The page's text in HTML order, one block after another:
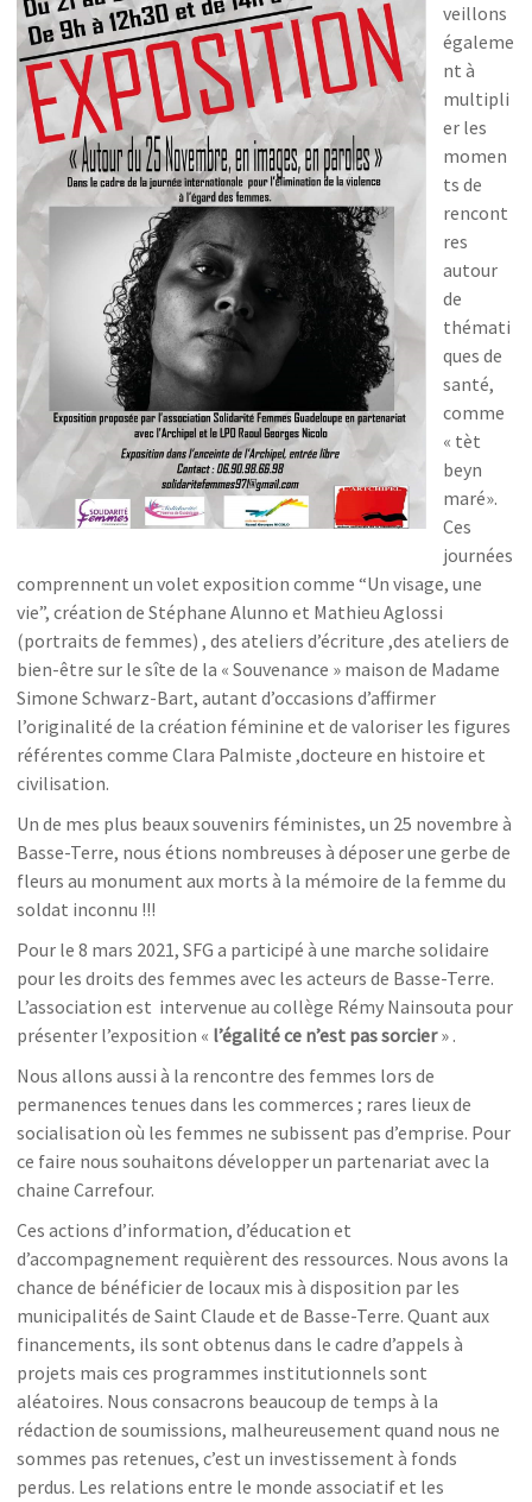
veillons
égaleme
nt à
multipli
er les
momen
ts de
rencont
res
autour
de
thémati
ques de
santé,
comme
« tèt
beyn
maré».
Ces
journées
comprennent un volet exposition comme “Un visage, une
vie”, création de Stéphane Alunno et Mathieu Aglossi
(portraits de femmes) , des ateliers d’écriture ,des ateliers de
bien-être sur le sîte de la « Souvenance » maison de Madame
Simone Schwarz-Bart, autant d’occasions d’affirmer
l’originalité de la création féminine et de valoriser les figures
référentes comme Clara Palmiste ,docteure en histoire et
civilisation.
Un de mes plus beaux souvenirs féministes, un 25 novembre à
Basse-Terre, nous étions nombreuses à déposer une gerbe de
fleurs au monument aux morts à la mémoire de la femme du
soldat inconnu !!!
Pour le 8 mars 2021, SFG a participé à une marche solidaire
pour les droits des femmes avec les acteurs de Basse-Terre.
L’association est intervenue au collège Rémy Nainsouta pour
présenter l’exposition « l’égalité ce n’est pas sorcier» .
Nous allons aussi à la rencontre des femmes lors de
permanences tenues dans les commerces ; rares lieux de
socialisation où les femmes ne subissent pas d’emprise. Pour
ce faire nous souhaitons développer un partenariat avec la
chaine Carrefour.
Ces actions d’information, d’éducation et
d’accompagnement requièrent des ressources. Nous avons la
chance de bénéficier de locaux mis à disposition par les
municipalités de Saint Claude et de Basse-Terre. Quant aux
financements, ils sont obtenus dans le cadre d’appels à
projets mais ces programmes institutionnels sont
aléatoires. Nous consacrons beaucoup de temps à la
rédaction de soumissions, malheureusement quand nous ne
sommes pas retenues, c’est un investissement à fonds
perdus. Les relations entre le monde associatif et les